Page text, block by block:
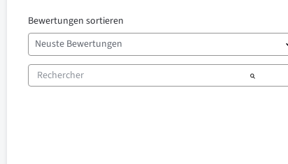
Bewertungen sortieren